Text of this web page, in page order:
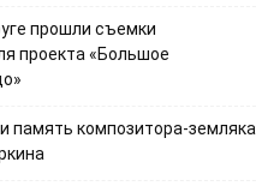
прошли съемки
проекта «Большое
память композитора-земляка